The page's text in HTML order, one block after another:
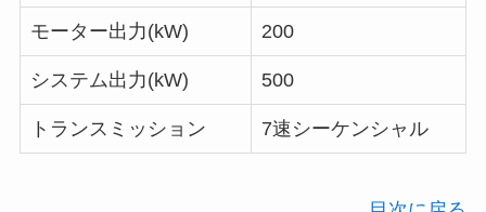
モーター出力(kW) 200
システム出力(kW) 500
トランスミッション 7速シーケンシャル